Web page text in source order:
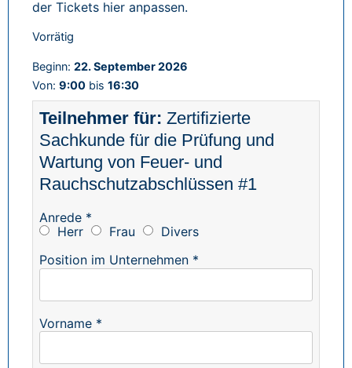
der Tickets hier anpassen.
Vorrätig
Beginn: 22. September 2026
Von: 9:00 bis 16:30
Zertifizierte
Sachkunde für die Prüfung und
Wartung von Feuer- und
Rauchschutzabschlüssen #1
Anrede *
Herr
Frau
Divers
Position im Unternehmen *
Vorname *